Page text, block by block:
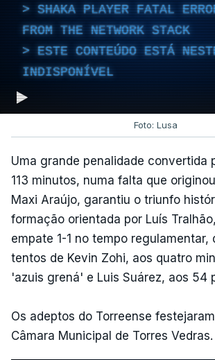
SHAKA PLAYER FATAL
FROM THE NETWORK STACK
ESTE CONTEÚDO ESTÁ
INDISPONÍVEL
Foto: Lusa
Uma grande penalidade convertida
113 minutos, numa falta que
Maxi Araújo, garantiu o triunfo
formação orientada por Luís
empate 1-1 no tempo regulamentar,
tentos de Kevin Zohi, aos quatro
'azuis grená' e Luis Suárez, aos 54
Os adeptos do Torreense
Câmara Municipal de Torres Vedras.